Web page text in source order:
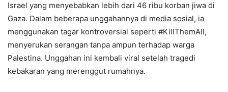
Israel yang menyebabkan lebih dari 46 ribu korban jiwa di
Gaza. Dalam beberapa unggahannya di media sosial, ia
menggunakan tagar kontroversial seperti #KillThemAll,
menyerukan serangan tanpa ampun terhadap warga
Palestina. Unggahan ini kembali viral setelah tragedi
kebakaran yang merenggut rumahnya.